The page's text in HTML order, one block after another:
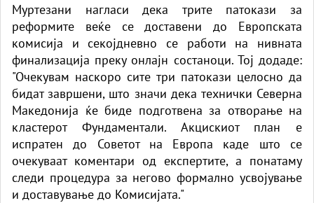
Муртезани нагласи дека трите патокази за
реформите веќе се доставени до Европската
комисија и секојдневно се работи на нивната
финализација преку онлајн состаноци. Тој додаде:
"Очекувам наскоро сите три патокази целосно да
бидат завршени, што значи дека технички Северна
Македонија ќе биде подготвена за отворање на
кластерот Фундаментали. Акцискиот план е
испратен до Советот на Европа каде што се
очекуваат коментари од експертите, а понатаму
следи процедура за негово формално усвојување
и доставување до Комисијата."